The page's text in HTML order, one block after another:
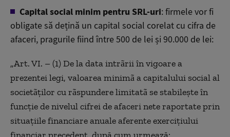
Capital social minim pentru SRL-uri: firmele vor fi
obligate să dețină un capital social corelat cu cifra de
afaceri, pragurile fiind între 500 de lei și 90.000 de lei:
„Art. VI. – (1) De la data intrãrii în vigoare a
prezentei legi, valoarea minimã a capitalului social al
societãților cu rãspundere limitatã se stabilește în
funcție de nivelul cifrei de afaceri nete raportate prin
situațiile financiare anuale aferente exercițiului